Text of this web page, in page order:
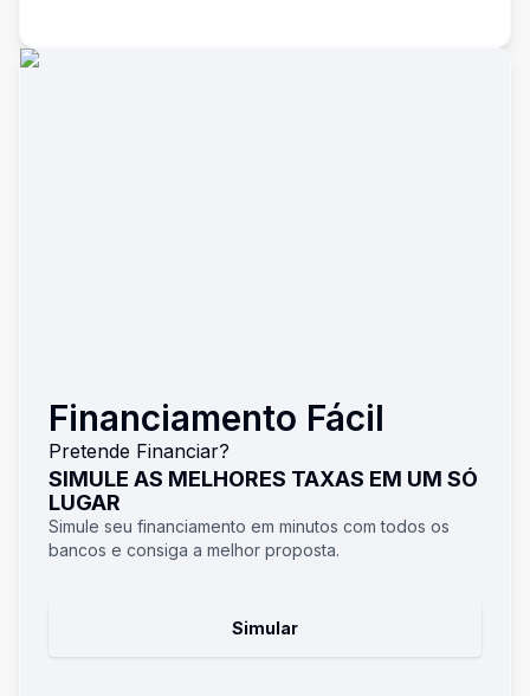
Financiamento Fácil
Pretende Financiar?
SIMULE AS MELHORES TAXAS EM UM SÓ
LUGAR
Simule seu financiamento em minutos com todos os
bancos e consiga a melhor proposta.
Simular